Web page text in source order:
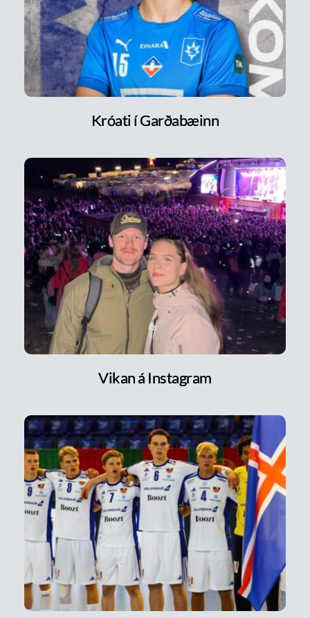
Króati í Garðabæinn
Vikan á Instagram